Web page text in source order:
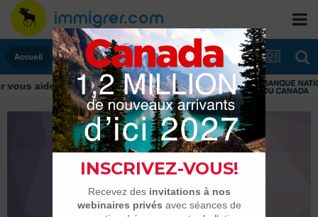
Accueil
aider tout au long de votre transition
verline2002
Habitués